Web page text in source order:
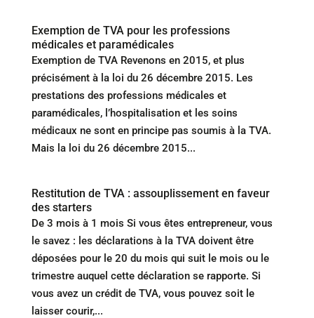
Exemption de TVA pour les professions
médicales et paramédicales
Exemption de TVA Revenons en 2015, et plus
précisément à la loi du 26 décembre 2015. Les
prestations des professions médicales et
paramédicales, l’hospitalisation et les soins
médicaux ne sont en principe pas soumis à la TVA.
Mais la loi du 26 décembre 2015...
Restitution de TVA : assouplissement en faveur
des starters
De 3 mois à 1 mois Si vous êtes entrepreneur, vous
le savez : les déclarations à la TVA doivent être
déposées pour le 20 du mois qui suit le mois ou le
trimestre auquel cette déclaration se rapporte. Si
vous avez un crédit de TVA, vous pouvez soit le
laisser courir,...